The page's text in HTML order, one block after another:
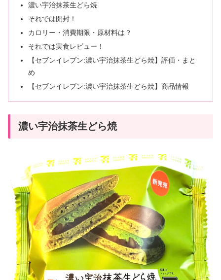
濃い宇治抹茶生どら焼
それでは開封！
カロリー・消費期限・原材料は？
それでは実食レビュー！
【セブンイレブン:濃い宇治抹茶生どら焼】評価・まと
め
【セブンイレブン:濃い宇治抹茶生どら焼】商品情報
濃い宇治抹茶生どら焼